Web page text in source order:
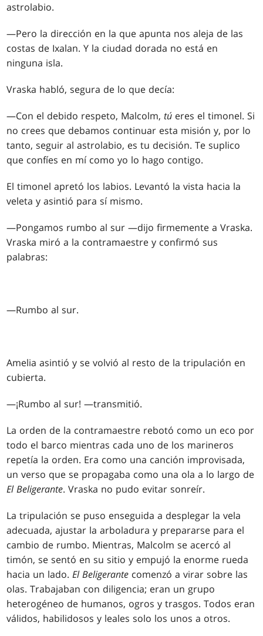
astrolabio.
—Pero la dirección en la que apunta nos aleja de las
costas de Ixalan. Y la ciudad dorada no está en
ninguna isla.
Vraska habló, segura de lo que decía:
—Con el debido respeto, Malcolm,tú eres el timonel. Si
no crees que debamos continuar esta misión y, por lo
tanto, seguir al astrolabio, es tu decisión. Te suplico
que confíes en mí como yo lo hago contigo.
El timonel apretó los labios. Levantó la vista hacia la
veleta y asintió para sí mismo.
—Pongamos rumbo al sur —dijo firmemente a Vraska.
Vraska miró a la contramaestre y confirmó sus
palabras:
—Rumbo al sur.
Amelia asintió y se volvió al resto de la tripulación en
cubierta.
—¡Rumbo al sur! —transmitió.
La orden de la contramaestre rebotó como un eco por
todo el barco mientras cada uno de los marineros
repetía la orden. Era como una canción improvisada,
un verso que se propagaba como una ola a lo largo de
El Beligerante. Vraska no pudo evitar sonreír.
La tripulación se puso enseguida a desplegar la vela
adecuada, ajustar la arboladura y prepararse para el
cambio de rumbo. Mientras, Malcolm se acercó al
timón, se sentó en su sitio y empujó la enorme rueda
hacia un lado.El Beligerante comenzó a virar sobre las
olas. Trabajaban con diligencia; eran un grupo
heterogéneo de humanos, ogros y trasgos. Todos eran
válidos, habilidosos y leales solo los unos a otros.